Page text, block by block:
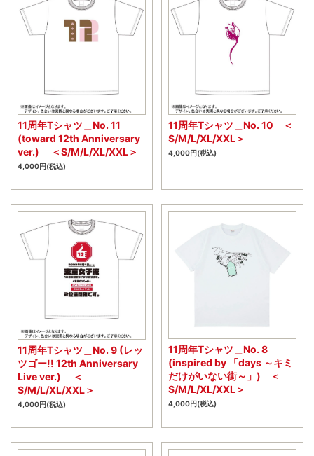
11周年Tシャツ＿No. 11
(toward 12th Anniversary
ver.) ＜S/M/L/XL/XXL＞
4,000円(税込)
11周年Tシャツ＿No. 10 ＜
S/M/L/XL/XXL＞
4,000円(税込)
11周年Tシャツ＿No. 9 (レッ
ツゴー!! 12th Anniversary
Live ver.) ＜
S/M/L/XL/XXL＞
4,000円(税込)
11周年Tシャツ＿No. 8
(inspired by 「days ～キミ
だけがいない街～」) ＜
S/M/L/XL/XXL＞
4,000円(税込)